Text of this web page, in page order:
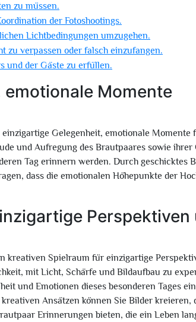
zu müssen.
der Fotoshootings.
Lichtbedingungen umzugehen.
zu verpassen oder falsch einzufangen.
und der Gäste zu erfüllen.
Momente
Gelegenheit, emotionale Momente
und Aufregung des Brautpaares sowie
Tag erinnern werden. Durch geschicktes
dass die emotionalen Höhepunkte der
Perspektiven
kreativen Spielraum für einzigartige
mit Licht, Schärfe und Bildaufbau zu
und Emotionen dieses besonderen Tages
Ansätzen können Sie Bilder kreieren,
Erinnerungen bieten, die ein Leben